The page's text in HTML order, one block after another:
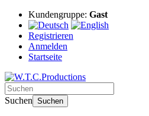
Kundengruppe: Gast
Registrieren
Anmelden
Startseite
Suchen Suchen